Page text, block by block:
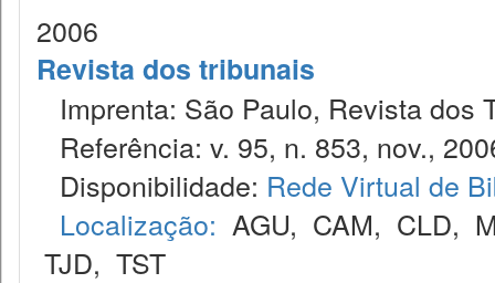
2006
Revista dos tribunais
Imprenta: São Paulo, Revista dos
Referência: v. 95, n. 853, nov.,
Disponibilidade: Rede Virtual de
Localização: AGU, CAM, CLD,
TJD, TST